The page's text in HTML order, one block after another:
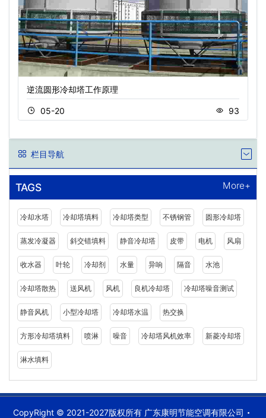
逆流圆形冷却塔工作原理
05-20 93
栏目导航
TAGS More+
冷却水塔 冷却塔填料 冷却塔类型 不锈钢管 圆形冷却塔
蒸发冷凝器 斜交错填料 静音冷却塔 皮带 电机 风扇
收水器 叶轮 冷却剂 水量 异响 隔音 水池
冷却塔散热 送风机 风机 良机冷却塔 冷却塔噪音测试
静音风机 小型冷却塔 冷却塔水温 热交换
方形冷却塔填料 喷淋 噪音 冷却塔风机效率 新菱冷却塔
淋水填料
CopyRight © 2021-2027版权所有 广东康明节能空调有限公司